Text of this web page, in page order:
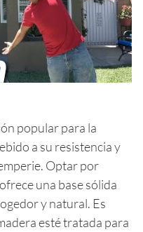
popular para la
a su resistencia y
Optar por
una base sólida
y natural. Es
esté tratada para